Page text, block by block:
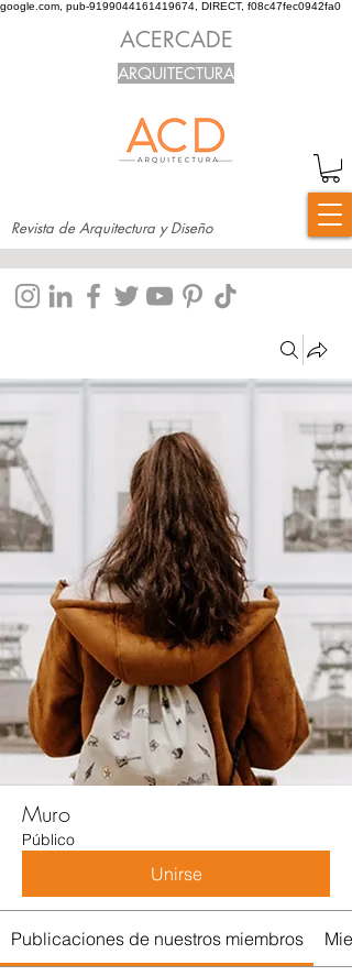
google.com, pub-9199044161419674, DIRECT, f08c47fec0942fa0
Revista de Arquitectura y Diseño
ACERCADE
ARQUITECTURA
Muro
Público
Unirse
Publicaciones de nuestros miembros